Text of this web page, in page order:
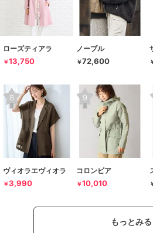
ローズティアラ
￥13,750
ノーブル
￥72,600
ヴィオラエヴィオラ
￥3,990
コロンビア
￥10,010
もっとみる